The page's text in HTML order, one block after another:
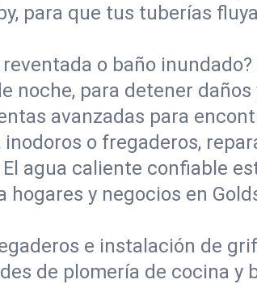
para que tus tuberías
o baño
noche, para detener
avanzadas para
o fregaderos,
El agua caliente confiable
y negocios en
e instalación de
de plomería de cocina y